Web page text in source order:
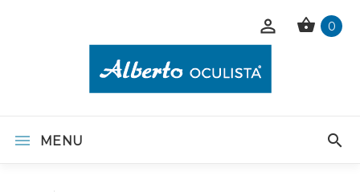
0
MENU